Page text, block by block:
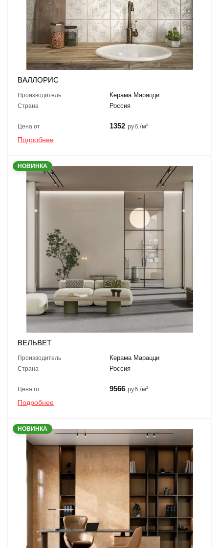
ВАЛЛОРИС
Производитель Керама Марацци
Страна Россия
Цена от 1352 руб./м²
Подробнее
НОВИНКА
ВЕЛЬВЕТ
Производитель Керама Марацци
Страна Россия
Цена от 9566 руб./м²
Подробнее
НОВИНКА